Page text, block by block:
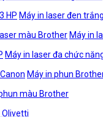
HP Máy in laser đen
màu Brother Máy in
Máy in laser đa chức
Máy in phun
màu Brother
Olivetti